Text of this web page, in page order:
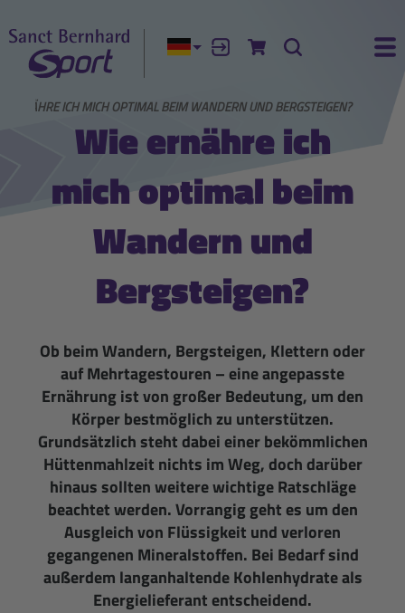
Aktuelle Sprache:
AnmeldenZum Warenkorb
Suche
ERNÄHRE ICH MICH OPTIMAL BEIM WANDERN UND BERGSTEIGEN?
Wie ernähre ich
mich optimal beim
Wandern und
Bergsteigen?
Ob beim Wandern, Bergsteigen, Klettern oder
auf Mehrtagestouren – eine angepasste
Ernährung ist von großer Bedeutung, um den
Körper bestmöglich zu unterstützen.
Grundsätzlich steht dabei einer bekömmlichen
Hüttenmahlzeit nichts im Weg, doch darüber
hinaus sollten weitere wichtige Ratschläge
beachtet werden. Vorrangig geht es um den
Ausgleich von Flüssigkeit und verloren
gegangenen Mineralstoffen. Bei Bedarf sind
außerdem langanhaltende Kohlenhydrate als
Energielieferant entscheidend.